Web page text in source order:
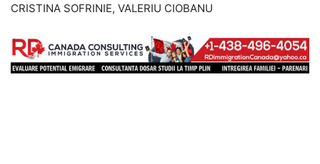
CRISTINA SOFRINIE, VALERIU CIOBANU